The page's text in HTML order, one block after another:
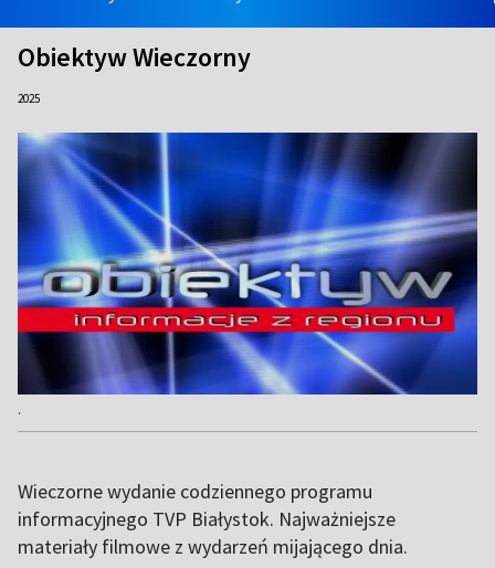
Obiektyw Wieczorny
2025
.
Wieczorne wydanie codziennego programu
informacyjnego TVP Białystok. Najważniejsze
materiały filmowe z wydarzeń mijającego dnia.